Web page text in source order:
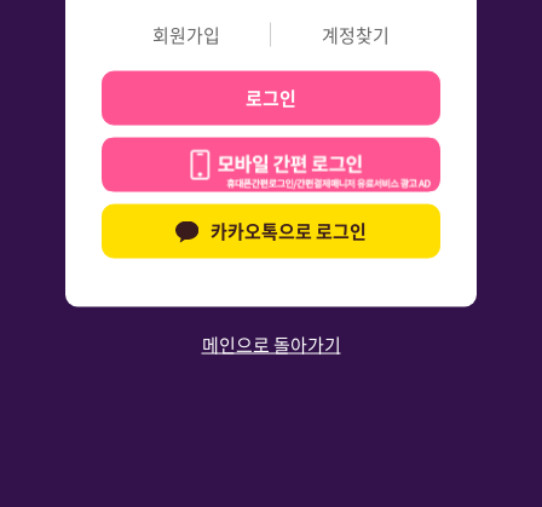
회원가입 계정찾기
로그인
카카오톡으로 로그인
메인으로 돌아가기